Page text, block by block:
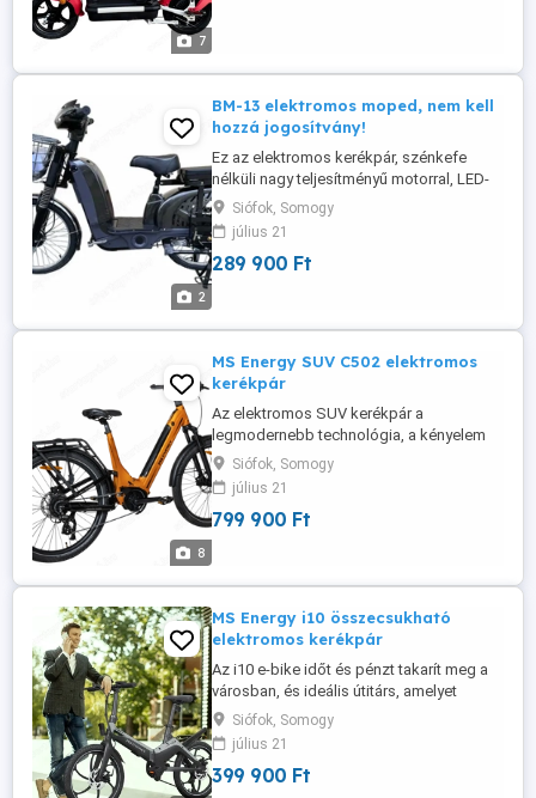
7
2
BM-13 elektromos moped, nem kell
hozzá jogosítvány!
Ez az elektromos kerékpár, szénkefe
nélküli nagy teljesítményű motorral, LED-
es lámpával, első kosárral, erősített
csomagtartóval, szoknyavédővel,
erősített vázzal, küllőkkel, vastag nagy
teherbírású kerekekkel, energia
motorteleszkópoknak, masszív ...
Siófok, Somogy
július 21
289 900 Ft
8
MS Energy SUV C502 elektromos
kerékpár
Az elektromos SUV kerékpár a
legmodernebb technológia, a kényelem
és az izgalmas kerékpározás tökéletes
kombinációja. Erős motorjával ideális
városi utcákra és terepjárós kalandokra. A
fejlett nyomatékérzékelő természetes
Siófok, Somogy
július 21
799 900 Ft
MS Energy i10 összecsukható
elektromos kerékpár
Az i10 e-bike időt és pénzt takarít meg a
városban, és ideális útitárs, amelyet
egyszerűen összecsukhatsz és betehetsz
a csomagtartóba. Kerékméret 20 hüvelyk
Maximális sebesség 25 km h Keret típusa
Magnéziumötvözet Szín Zöld fekete és
Siófok, Somogy
július 21
399 900 Ft